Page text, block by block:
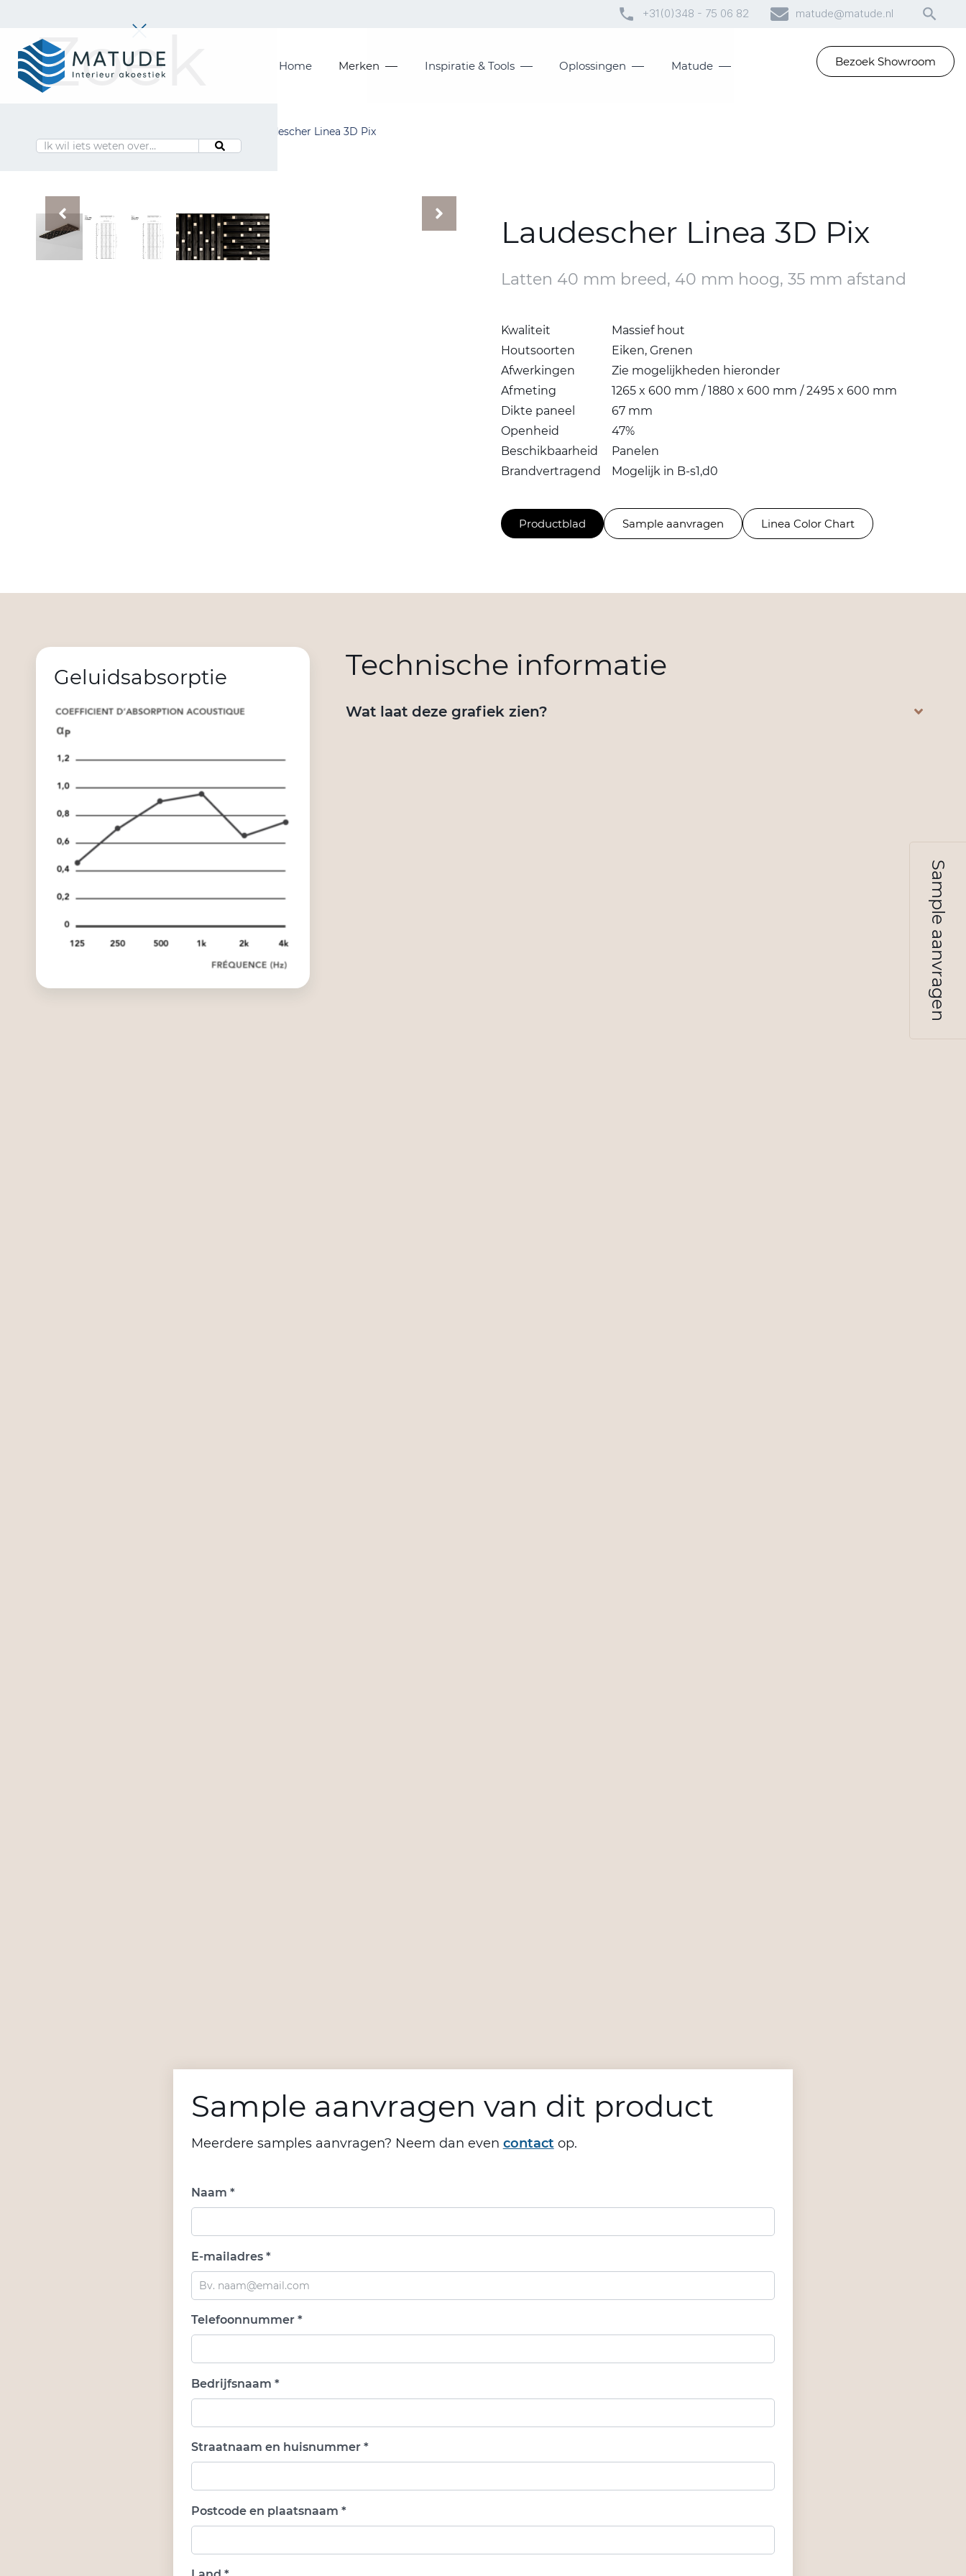
+31(0)348 - 75 06 82 matude@matude.nl
Zoek Home Merken Inspiratie & Tools Oplossingen Matude
Home
Merken
Oplossingen
Matude
Bezoek Showroom
Laudescher Linea 3D Pix
Laudescher Linea 3D Pix
Latten 40 mm breed, 40 mm hoog, 35 mm afstand
Kwaliteit
Massief hout
Houtsoorten
Eiken, Grenen
Afwerkingen
Zie mogelijkheden hieronder
Afmeting
1265 x 600 mm / 1880 x 600 mm / 2495 x 600 mm
Dikte paneel
67 mm
Openheid
47%
Beschikbaarheid
Panelen
Brandvertragend
Mogelijk in B-s1,d0
Productblad Sample aanvragen Linea Color Chart
Geluidsabsorptie Technische informatie
Wat laat deze grafiek zien?
Sample aanvragen
Sample aanvragen van dit product
Meerdere samples aanvragen? Neem dan even contact op.
Naam *
E-mailadres *
Telefoonnummer *
Bedrijfsnaam *
Straatnaam en huisnummer *
Postcode en plaatsnaam *